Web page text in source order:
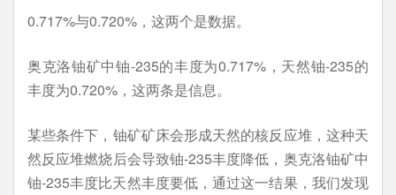
0.717%与0.720%，这两个是数据。
奥克洛铀矿中铀-235的丰度为0.717%，天然铀-235的
丰度为0.720%，这两条是信息。
某些条件下，铀矿矿床会形成天然的核反应堆，这种天
然反应堆燃烧后会导致铀-235丰度降低，奥克洛铀矿中
铀-235丰度比天然丰度要低，通过这一结果，我们发现